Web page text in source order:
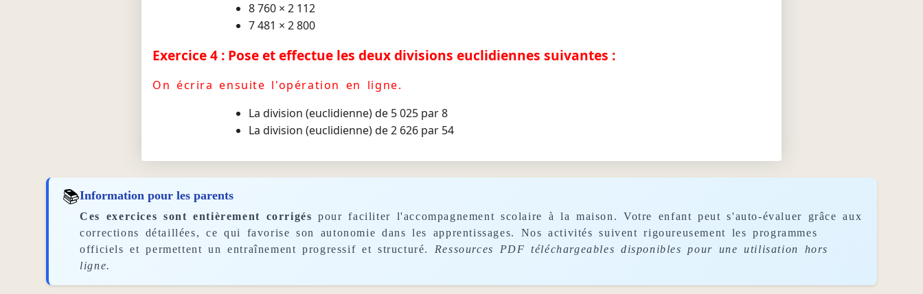
8 760 × 2 112
7 481 × 2 800
Exercice 4 : Pose et effectue les deux divisions euclidiennes suivantes :
On écrira ensuite l'opération en ligne.
La division (euclidienne) de 5 025 par 8
La division (euclidienne) de 2 626 par 54
📚Information pour les parents
Ces exercices sont entièrement corrigés pour faciliter l'accompagnement scolaire à la maison. Votre enfant peut s'auto-évaluer grâce aux
corrections détaillées, ce qui favorise son autonomie dans les apprentissages. Nos activités suivent rigoureusement les programmes
officiels et permettent un entraînement progressif et structuré. Ressources PDF téléchargeables disponibles pour une utilisation hors
ligne.